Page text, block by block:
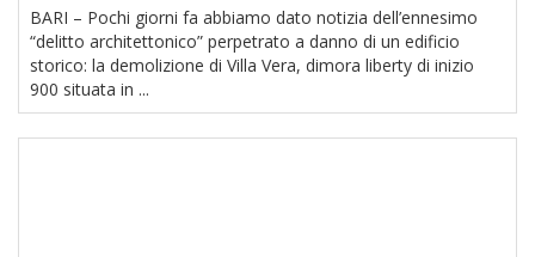
BARI – Pochi giorni fa abbiamo dato notizia dell’ennesimo
“delitto architettonico” perpetrato a danno di un edificio
storico: la demolizione di Villa Vera, dimora liberty di inizio
900 situata in ...